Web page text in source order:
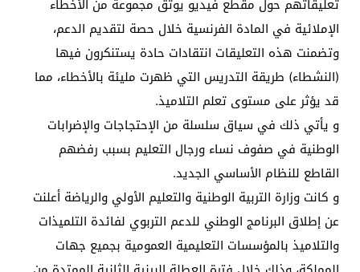
تعليقاتهم حول مقطع فيديو يوثق مجموعة من الأخطاء
الإملائية في المادة الفرنسية خلال حصة لتقديم الدعم،
وتضمنت هذه التعليقات انتقادات حادة يستنكرون فيها
(النشطاء) طريقة التدريس التي ظهرت مليئة بالأخطاء، مما
قد يؤثر على مستوى تعلم التلاميذ.
و يأتي ذلك في سياق سلسلة من الإحتجاجات والإضرابات
الوطنية في صفوف نساء ورجال التعليم بسبب رفضهم
القاطع للنظام الأساسي الجديد.
و كانت وزارة التربية الوطنية والتعليم الأولي والرياضة أعلنت
عن إطلاق البرنامج الوطني للدعم التربوي لفائدة التلميذات
والتلاميذ بالمؤسسات التعليمية العمومية بجميع جهات